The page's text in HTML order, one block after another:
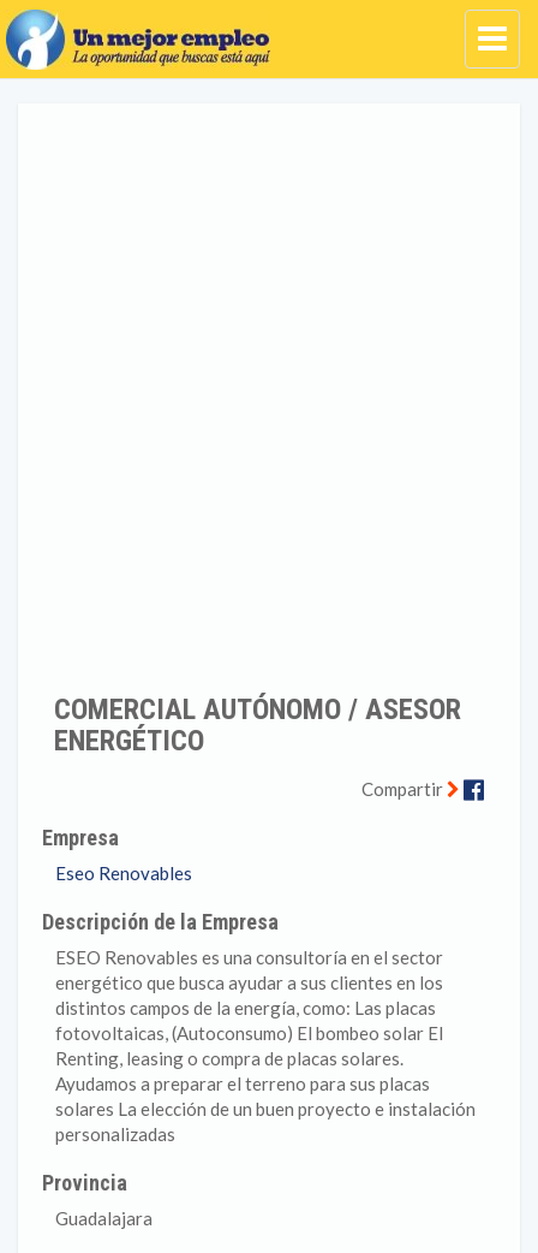
COMERCIAL AUTÓNOMO / ASESOR
ENERGÉTICO
Compartir
Empresa
Eseo Renovables
Descripción de la Empresa
ESEO Renovables es una consultoría en el sector
energético que busca ayudar a sus clientes en los
distintos campos de la energía, como: Las placas
fotovoltaicas, (Autoconsumo) El bombeo solar El
Renting, leasing o compra de placas solares.
Ayudamos a preparar el terreno para sus placas
solares La elección de un buen proyecto e instalación
personalizadas
Provincia
Guadalajara